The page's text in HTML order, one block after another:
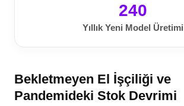
240
Yıllık Yeni Model Üretimi
Bekletmeyen El İşçiliği ve
Pandemideki Stok Devrimi